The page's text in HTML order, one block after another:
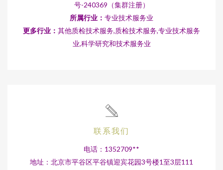
号-240369（集群注册）
所属行业： 专业技术服务业
更多行业： 其他质检技术服务,质检技术服务,专业技术服务
业,科学研究和技术服务业
联系我们
电话：1352709**
地址：北京市平谷区平谷镇迎宾花园3号楼1至3层111